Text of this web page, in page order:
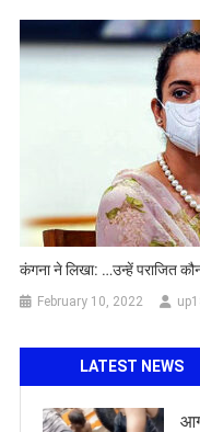
कंगना ने लिखा: …उन्हें पराजित
February 10, 2022
LATEST NEWS